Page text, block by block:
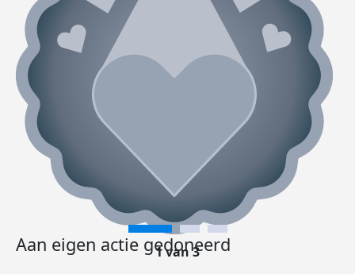
Aan eigen actie gedoneerd
1 van 3